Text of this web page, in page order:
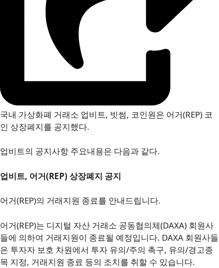
국내 가상화폐 거래소 업비트, 빗썸, 코인원은 어거(REP) 코
인 상장폐지를 공지했다.
업비트의 공지사항 주요내용은 다음과 같다.
업비트, 어거(REP) 상장폐지 공지
어거(REP)의 거래지원 종료를 안내드립니다.
어거(REP)는 디지털 자산 거래소 공동협의체(DAXA) 회원사
들에 의하여 거래지원이 종료될 예정입니다. DAXA 회원사들
은 투자자 보호 차원에서 투자 유의/주의 촉구, 유의/경고종
목 지정, 거래지원 종료 등의 조치를 취할 수 있습니다.